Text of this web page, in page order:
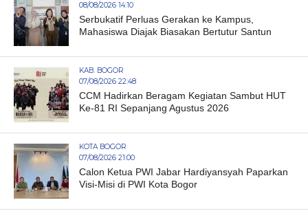
08/08/2026 14:10
Serbukatif Perluas Gerakan ke Kampus,
Mahasiswa Diajak Biasakan Bertutur Santun
KAB. BOGOR
07/08/2026 22:48
CCM Hadirkan Beragam Kegiatan Sambut HUT
Ke-81 RI Sepanjang Agustus 2026
KOTA BOGOR
07/08/2026 21:00
Calon Ketua PWI Jabar Hardiyansyah Paparkan
Visi-Misi di PWI Kota Bogor